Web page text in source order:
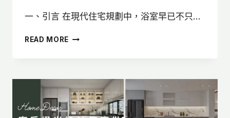
一、引言 在現代住宅規劃中，浴室早已不只…
READ MORE
設
計
怎
麼